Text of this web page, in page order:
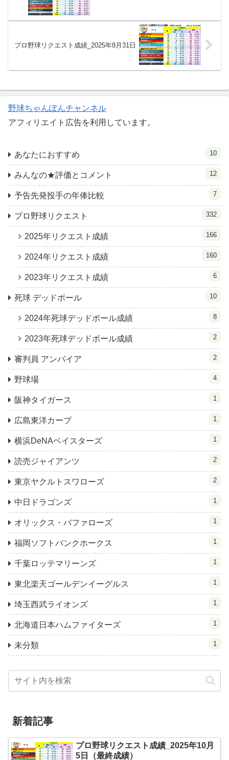
プロ野球リクエスト成績_2025年8月31日
野球ちゃんぽんチャンネル
アフィリエイト広告を利用しています。
あなたにおすすめ 10
みんなの★評価とコメント 12
予告先発投手の年俸比較 7
プロ野球リクエスト 332
2025年リクエスト成績 166
2024年リクエスト成績 160
2023年リクエスト成績 6
死球 デッドボール 10
2024年死球デッドボール成績 8
2023年死球デッドボール成績 2
審判員 アンパイア 2
野球場 4
阪神タイガース 1
広島東洋カープ 1
横浜DeNAベイスターズ 1
読売ジャイアンツ 2
東京ヤクルトスワローズ 2
中日ドラゴンズ 1
オリックス・バファローズ 1
福岡ソフトバンクホークス 1
千葉ロッテマリーンズ 1
東北楽天ゴールデンイーグルス 1
埼玉西武ライオンズ 1
北海道日本ハムファイターズ 1
未分類 1
新着記事
プロ野球リクエスト成績_2025年10月
5日（最終成績）